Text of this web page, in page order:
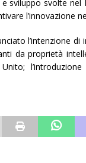
sviluppo svolte
l’innovazione
l’intenzione
da proprietà